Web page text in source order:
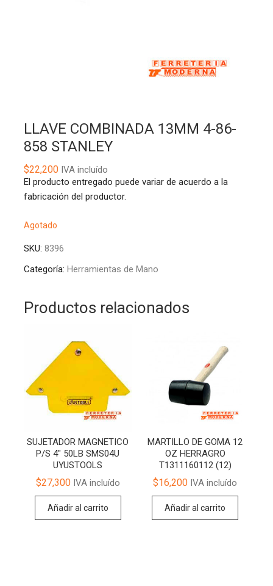
LLAVE COMBINADA 13MM 4-86-
858 STANLEY
$22,200IVA incluído
El producto entregado puede variar de acuerdo a la
fabricación del productor.
Agotado
SKU: 8396
Categoría: Herramientas de Mano
Productos relacionados
SUJETADOR MAGNETICO
P/S 4″ 50LB SMS04U
UYUSTOOLS
$27,300IVA incluído
Añadir al carrito
MARTILLO DE GOMA 12
OZ HERRAGRO
T1311160112 (12)
$16,200 IVA incluído
Añadir al carrito